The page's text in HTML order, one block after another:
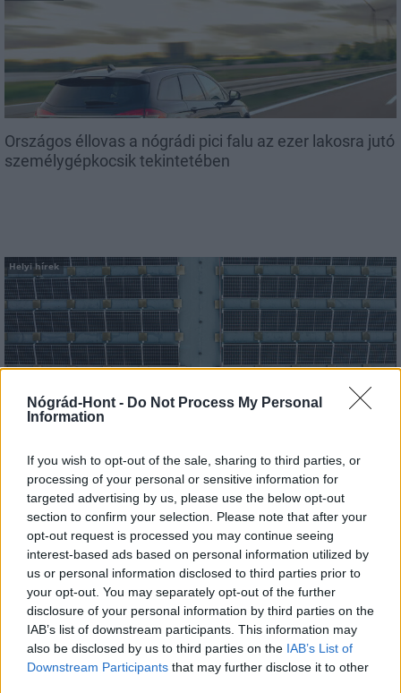
Nógrád-Hont - Do Not Process My Personal
Information
If you wish to opt-out of the sale, sharing to third parties, or
processing of your personal or sensitive information for
targeted advertising by us, please use the below opt-out
section to confirm your selection. Please note that after your
opt-out request is processed you may continue seeing
interest-based ads based on personal information utilized by
us or personal information disclosed to third parties prior to
your opt-out. You may separately opt-out of the further
disclosure of your personal information by third parties on the
IAB’s list of downstream participants. This information may
also be disclosed by us to third parties on the IAB’s List of
Downstream Participants that may further disclose it to other
Országos éllovas a nógrádi pici falu az ezer lakosra jutó
személygépkocsik tekintetében
Helyi hírek
Három meghatározó épületét is fejlesztette
Helyi hírek